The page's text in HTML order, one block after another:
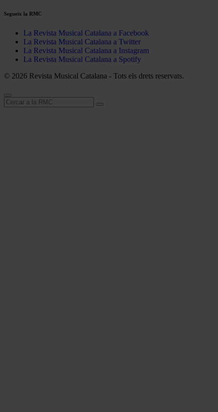
Segueix la RMC
La Revista Musical Catalana a Facebook
La Revista Musical Catalana a Twitter
La Revista Musical Catalana a Instagram
La Revista Musical Catalana a Spotify
© 2026 Revista Musical Catalana - Tots els drets reservats.
Cerca